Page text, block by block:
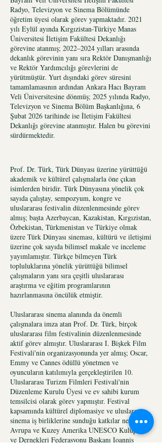
Radyo, Televizyon ve Sinema Bölümünde
öğretim üyesi olarak görev yapmaktadır. 2021
yılı Eylül ayında Kırgızistan-Türkiye Manas
Üniversitesi İletişim Fakültesi Dekanlığı
görevine atanmış; 2022–2024 yılları arasında
dekanlık görevinin yanı sıra Rektör Danışmanlığı
ve Rektör Yardımcılığı görevlerini de
yürütmüştür. Yurt dışındaki görev süresini
tamamlamasının ardından Ankara Hacı Bayram
Veli Üniversitesine dönmüş; 2025 yılında Radyo,
Televizyon ve Sinema Bölüm Başkanlığına, 6
Şubat 2026 tarihinde ise İletişim Fakültesi
Dekanlığı görevine atanmıştır. Halen bu görevini
sürdürmektedir.
Prof. Dr. Türk, Türk Dünyası üzerine yürüttüğü
akademik ve kültürel çalışmalarla öne çıkan
isimlerden biridir. Türk Dünyasına yönelik çok
sayıda çalıştay, sempozyum, kongre ve
uluslararası festivalin düzenlenmesinde görev
almış; başta Azerbaycan, Kazakistan, Kırgızistan,
Özbekistan, Türkmenistan ve Türkiye olmak
üzere Türk Dünyası sineması, kültürü ve iletişimi
üzerine çok sayıda bilimsel makale ve inceleme
yayımlamıştır. Türkçe bilmeyen Türk
topluluklarına yönelik yürüttüğü bilimsel
çalışmaların yanı sıra çeşitli uluslararası
araştırma ve eğitim programlarının
hazırlanmasına öncülük etmiştir.
Uluslararası sinema alanında da önemli
çalışmalara imza atan Prof. Dr. Türk, birçok
uluslararası film festivalinin düzenlenmesinde
aktif görev almıştır. Uluslararası I. Bişkek Film
Festivali'nin organizasyonunda yer almış; Oscar,
Emmy ve Cannes ödüllü yönetmen ve
oyuncuların katılımıyla gerçekleştirilen 10.
Uluslararası Turizm Filmleri Festivali'nin
Düzenleme Kurulu Üyesi ve ev sahibi kurum
temsilcisi olarak görev yapmıştır. Festival
kapsamında kültürel diplomasiye ve uluslararası
sinema iş birliklerine sunduğu katkılar nedeniyle
Avrupa ve Kuzey Amerika UNESCO Kulüpleri
ve Dernekleri Federasyonu Başkanı Ioannis